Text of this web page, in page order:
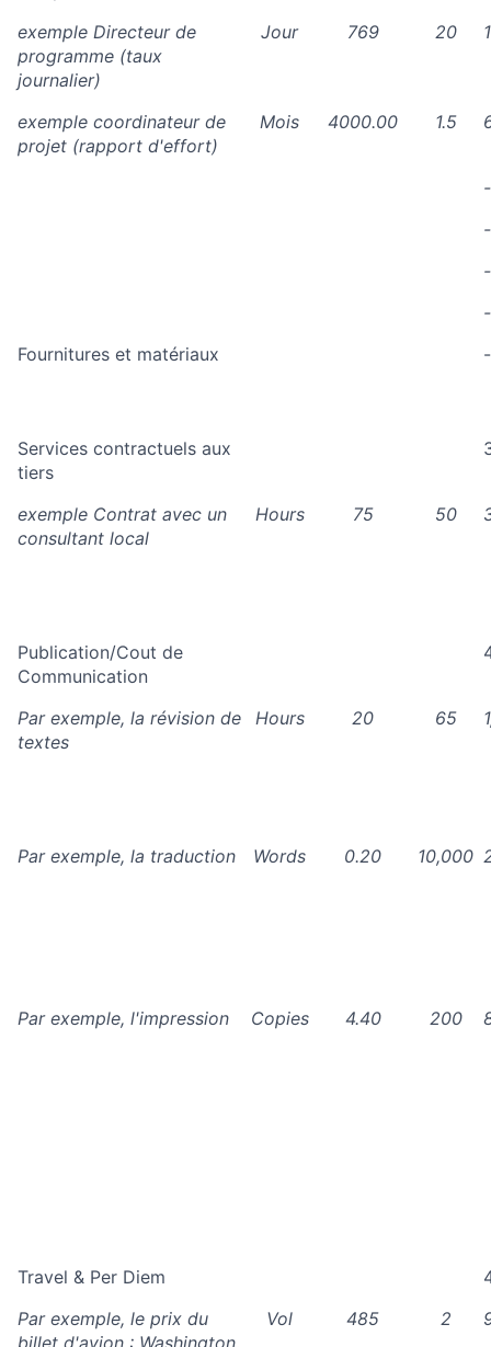
exemple Directeur de
programme (taux
journalier)
Jour 769 20
exemple coordinateur de
projet (rapport d'effort)
Mois 4000.00 1.5
-
-
-
-
Fournitures et matériaux
-
Services contractuels aux
tiers
exemple Contrat avec un
consultant local
Hours 75 50
Publication/Cout de
Communication
Par exemple, la révision de
textes
Hours 20 65
Par exemple, la traduction Words 0.20 10,000
Par exemple, l'impression Copies 4.40 200
Travel & Per Diem
Par exemple, le prix du
billet d'avion : Washington,
Vol 485 2